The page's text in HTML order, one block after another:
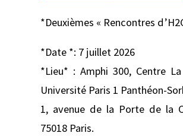
*Deuxièmes « Rencontres
*Date *: 7 juillet 2026
*Lieu* : Amphi 300, Centre La
Université Paris 1 Panthéon-
1, avenue de la Porte de la
75018 Paris.